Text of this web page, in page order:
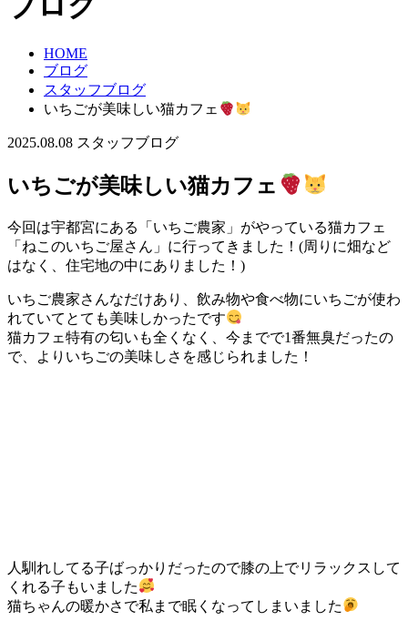
HOME
ブログ
スタッフブログ
いちごが美味しい猫カフェ
2025.08.08 スタッフブログ
いちごが美味しい猫カフェ
今回は宇都宮にある「いちご農家」がやっている猫カフェ
「ねこのいちご屋さん」に行ってきました！(周りに畑など
はなく、住宅地の中にありました！)
いちご農家さんなだけあり、飲み物や食べ物にいちごが使わ
れていてとても美味しかったです
猫カフェ特有の匂いも全くなく、今までで1番無臭だったの
で、よりいちごの美味しさを感じられました！
人馴れしてる子ばっかりだったので膝の上でリラックスして
くれる子もいました
猫ちゃんの暖かさで私まで眠くなってしまいました